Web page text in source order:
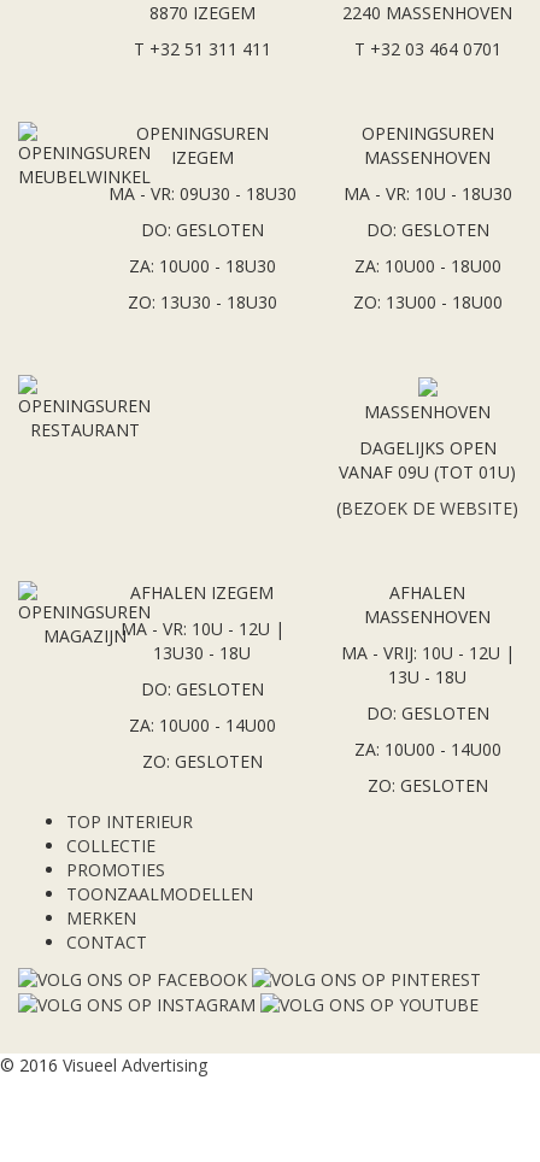
8870 IZEGEM
T +32 51 311 411
2240 MASSENHOVEN
T +32 03 464 0701
OPENINGSUREN
IZEGEM
MA - VR: 09U30 - 18U30
DO: GESLOTEN
ZA: 10U00 - 18U30
ZO: 13U30 - 18U30
OPENINGSUREN
MASSENHOVEN
MA - VR: 10U - 18U30
DO: GESLOTEN
ZA: 10U00 - 18U00
ZO: 13U00 - 18U00
MASSENHOVEN
DAGELIJKS OPEN
VANAF 09U (TOT 01U)
(BEZOEK DE WEBSITE)
AFHALEN IZEGEM
MA - VR: 10U - 12U |
13U30 - 18U
DO: GESLOTEN
ZA: 10U00 - 14U00
ZO: GESLOTEN
AFHALEN
MASSENHOVEN
MA - VRIJ: 10U - 12U |
13U - 18U
DO: GESLOTEN
ZA: 10U00 - 14U00
ZO: GESLOTEN
TOP INTERIEUR
COLLECTIE
PROMOTIES
TOONZAALMODELLEN
MERKEN
CONTACT
© 2016 Visueel Advertising